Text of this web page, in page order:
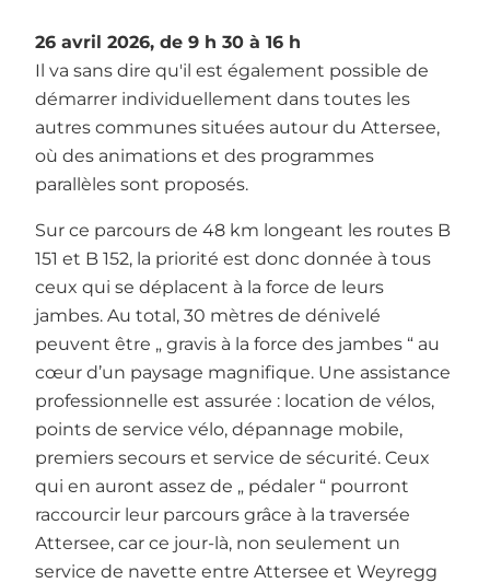
26 avril 2026, de 9 h 30 à 16 h
Il va sans dire qu'il est également possible de
démarrer individuellement dans toutes les
autres communes situées autour du Attersee,
où des animations et des programmes
parallèles sont proposés.
Sur ce parcours de 48 km longeant les routes B
151 et B 152, la priorité est donc donnée à tous
ceux qui se déplacent à la force de leurs
jambes. Au total, 30 mètres de dénivelé
peuvent être „ gravis à la force des jambes “ au
cœur d’un paysage magnifique. Une assistance
professionnelle est assurée : location de vélos,
points de service vélo, dépannage mobile,
premiers secours et service de sécurité. Ceux
qui en auront assez de „ pédaler “ pourront
raccourcir leur parcours grâce à la traversée
Attersee, car ce jour-là, non seulement un
service de navette entre Attersee et Weyregg